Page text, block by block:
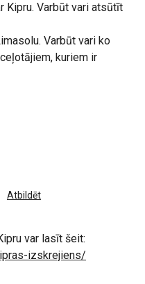
Kipru. Varbūt vari atsūtīt
Varbūt vari ko
kuriem ir
Atbildēt
var lasīt šeit:
izskrejiens/